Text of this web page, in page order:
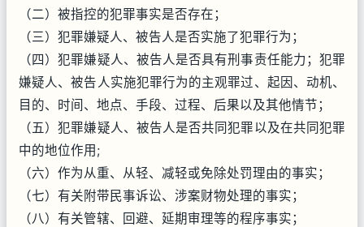
（二）被指控的犯罪事实是否存在；
（三）犯罪嫌疑人、被告人是否实施了犯罪行为；
（四）犯罪嫌疑人、被告人是否具有刑事责任能力；犯罪
嫌疑人、被告人实施犯罪行为的主观罪过、起因、动机、
目的、时间、地点、手段、过程、后果以及其他情节；
（五）犯罪嫌疑人、被告人是否共同犯罪以及在共同犯罪
中的地位作用;
（六）作为从重、从轻、减轻或免除处罚理由的事实；
（七）有关附带民事诉讼、涉案财物处理的事实；
（八）有关管辖、回避、延期审理等的程序事实；